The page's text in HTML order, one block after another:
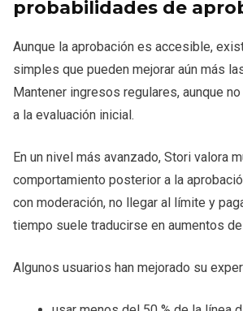
probabilidades de
Aunque la aprobación es accesible,
simples que pueden mejorar aún más
Mantener ingresos regulares, aunque
a la evaluación inicial.
En un nivel más avanzado, Stori valora
comportamiento posterior a la
con moderación, no llegar al límite y
tiempo suele traducirse en aumentos
Algunos usuarios han mejorado su